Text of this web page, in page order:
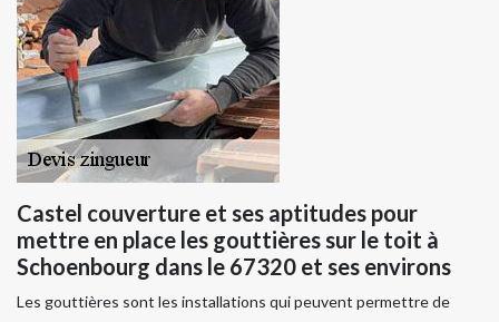
Castel couverture et ses aptitudes pour
mettre en place les gouttières sur le toit à
Schoenbourg dans le 67320 et ses environs
Les gouttières sont les installations qui peuvent permettre de